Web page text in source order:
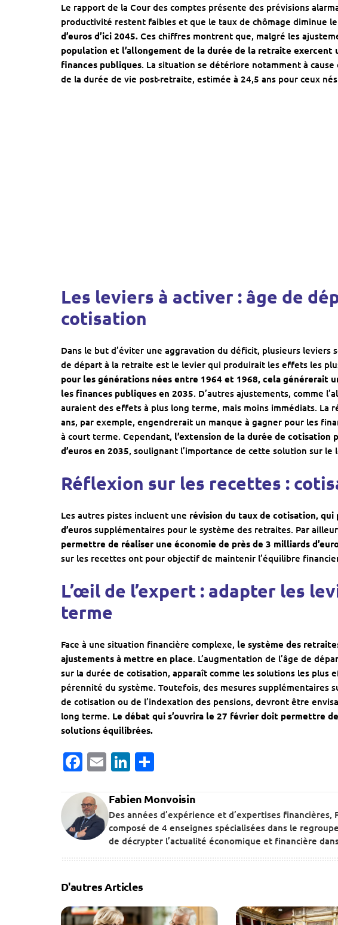
Le rapport de la Cour des comptes présente des prévisions
productivité restent faibles et que le taux de chômage diminue
d’euros d’ici 2045. Ces chiffres montrent que, malgré les
population et l’allongement de la durée de la retraite exercent
finances publiques. La situation se détériore notamment à
de la durée de vie post-retraite, estimée à 24,5 ans pour ceux
Les leviers à activer : âge de
cotisation
Dans le but d’éviter une aggravation du déficit, plusieurs leviers
de départ à la retraite est le levier qui produirait les effets les
pour les générations nées entre 1964 et 1968, cela générerait
les finances publiques en 2035. D’autres ajustements, comme
auraient des effets à plus long terme, mais moins immédiats. La
ans, par exemple, engendrerait un manque à gagner pour les
à court terme. Cependant, l’extension de la durée de
d’euros en 2035, soulignant l’importance de cette solution sur le
Réflexion sur les recettes :
Les autres pistes incluent une révision du taux de cotisation,
d’euros supplémentaires pour le système des retraites. Par
permettre de réaliser une économie de près de 3 milliards
sur les recettes ont pour objectif de maintenir l’équilibre
L’œil de l’expert : adapter les
terme
Face à une situation financière complexe, le système des
ajustements à mettre en place. L’augmentation de l’âge de
sur la durée de cotisation, apparaît comme les solutions les plus
pérennité du système. Toutefois, des mesures supplémentaires
de cotisation ou de l’indexation des pensions, devront être
long terme. Le débat qui s’ouvrira le 27 février doit permettre
solutions équilibrées.
Facebook
EmailLinkedIn
Fabien Monvoisin
Des années d’expérience et d’expertises financières,
composé de 4 enseignes spécialisées dans le
de décrypter l’actualité économique et financière
D'autres Articles